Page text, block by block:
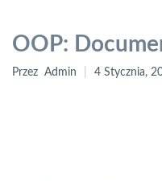
OOP:
Przez Admin 4 Stycznia,